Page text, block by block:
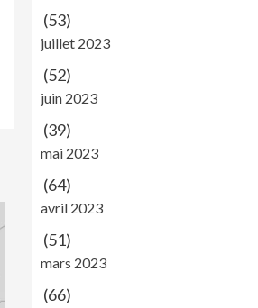
(53)
juillet 2023
(52)
juin 2023
(39)
mai 2023
(64)
avril 2023
(51)
mars 2023
(66)